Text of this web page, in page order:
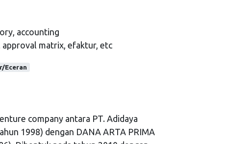
accounting
approval matrix, efaktur, etc
Eceran
company antara PT. Adidaya
1998) dengan DANA ARTA PRIMA